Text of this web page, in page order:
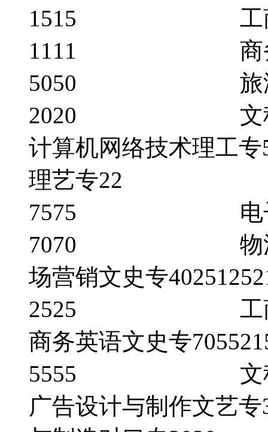
1515 工商企
1111 商务英
5050 旅游英
2020 文
计算机网络技术理工
理艺专22 会计
7575 电子商
7070 物流管理
场营销文史专
2525 工商企业
商务英语文史专
5555 文
广告设计与制